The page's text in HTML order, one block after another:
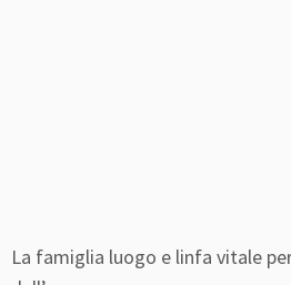
La famiglia luogo e linfa vitale